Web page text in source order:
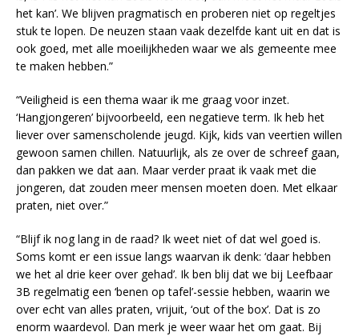
het kan’. We blijven pragmatisch en proberen niet op regeltjes
stuk te lopen. De neuzen staan vaak dezelfde kant uit en dat is
ook goed, met alle moeilijkheden waar we als gemeente mee
te maken hebben.”
“Veiligheid is een thema waar ik me graag voor inzet.
‘Hangjongeren’ bijvoorbeeld, een negatieve term. Ik heb het
liever over samenscholende jeugd. Kijk, kids van veertien willen
gewoon samen chillen. Natuurlijk, als ze over de schreef gaan,
dan pakken we dat aan. Maar verder praat ik vaak met die
jongeren, dat zouden meer mensen moeten doen. Met elkaar
praten, niet over.”
“Blijf ik nog lang in de raad? Ik weet niet of dat wel goed is.
Soms komt er een issue langs waarvan ik denk: ‘daar hebben
we het al drie keer over gehad’. Ik ben blij dat we bij Leefbaar
3B regelmatig een ‘benen op tafel’-sessie hebben, waarin we
over echt van alles praten, vrijuit, ‘out of the box’. Dat is zo
enorm waardevol. Dan merk je weer waar het om gaat. Bij